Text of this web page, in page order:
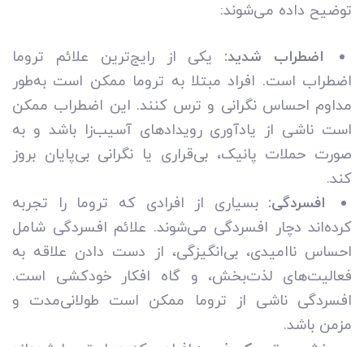
توضیح داده می‌شوند:
اضطراب شدید: یکی از رایج‌ترین علائم تروما
اضطراب است. افراد مبتلا به تروما ممکن است به‌طور
مداوم احساس نگرانی و ترس کنند. این اضطراب ممکن
است ناشی از یادآوری رویدادهای آسیب‌زا باشد و به
صورت حملات پانیک، بی‌قراری یا نگرانی بی‌پایان بروز
کند.
افسردگی: بسیاری از افرادی که تروما را تجربه
کرده‌اند دچار افسردگی می‌شوند. علائم افسردگی شامل
احساس ناامیدی، بی‌انگیزگی، از دست دادن علاقه به
فعالیت‌های لذت‌بخش، و گاه افکار خودکشی است.
افسردگی ناشی از تروما ممکن است طولانی‌مدت و
مزمن باشد.